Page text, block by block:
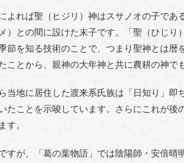
によれば聖（ヒジリ）神はスサノオの子で
）との間に設けた末子です。「聖（ひじり
節を知る技術のことで、つまり聖神とは暦
ことから、親神の大年神と共に農耕の神で
当地に居住した渡来系氏族は「日知り」即
たことを示唆しています。さらにこれが後
す。
すが、「葛の葉物語」では陰陽師・安倍晴